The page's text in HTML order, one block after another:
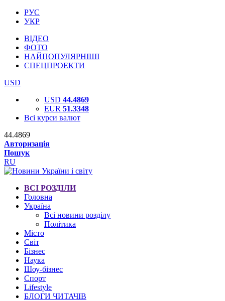
РУС
УКР
ВІДЕО
ФОТО
НАЙПОПУЛЯРНІШІ
СПЕЦПРОЕКТИ
USD
USD 44.4869
EUR 51.3348
Всі курси валют
44.4869
Авторизація
Пошук
RU
ВСІ РОЗДІЛИ
Головна
Україна
Всі новини розділу
Політика
Місто
Світ
Бізнес
Наука
Шоу-бізнес
Спорт
Lifestyle
БЛОГИ ЧИТАЧІВ